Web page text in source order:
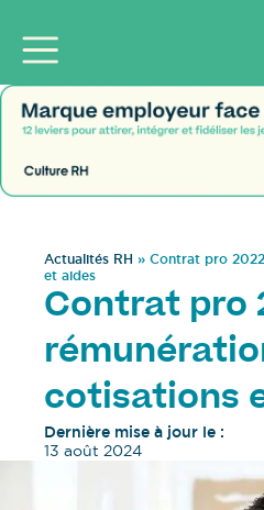
Actualités RH » Contrat pro
et aides
Contrat pro
cotisations
Dernière mise à jour le :
13 août 2024